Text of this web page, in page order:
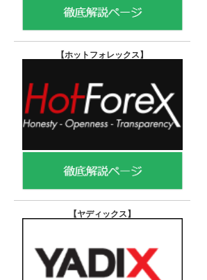
【ホットフォレックス】
【ヤディックス】